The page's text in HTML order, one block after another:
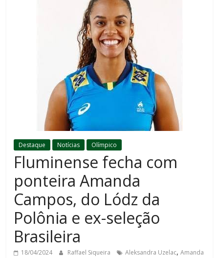
Destaque Notícias Olímpico
Fluminense fecha com
ponteira Amanda
Campos, do Lódz da
Polônia e ex-seleção
Brasileira
18/04/2024 Raffael Siqueira Aleksandra Uzelac,Amanda